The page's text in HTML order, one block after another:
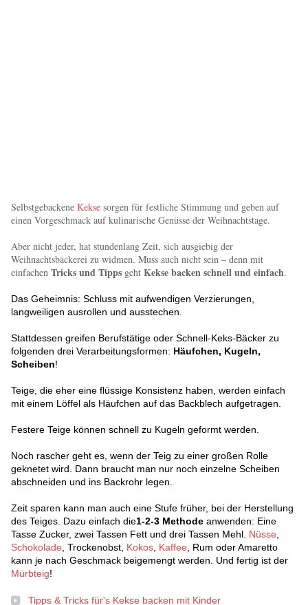
Selbstgebackene Kekse sorgen für festliche Stimmung und geben auf
einen Vorgeschmack auf kulinarische Genüsse der Weihnachtstage.
Aber nicht jeder, hat stundenlang Zeit, sich ausgiebig der
Weihnachtsbäckerei zu widmen. Muss auch nicht sein – denn mit
einfachen Tricks und Tipps geht Kekse backen schnell und einfach.
Das Geheimnis: Schluss mit aufwendigen Verzierungen,
langweiligen ausrollen und ausstechen.
Stattdessen greifen Berufstätige oder Schnell-Keks-Bäcker zu
folgenden drei Verarbeitungsformen: Häufchen, Kugeln,
Scheiben!
Teige, die eher eine flüssige Konsistenz haben, werden einfach
mit einem Löffel als Häufchen auf das Backblech aufgetragen.
Festere Teige können schnell zu Kugeln geformt werden.
Noch rascher geht es, wenn der Teig zu einer großen Rolle
geknetet wird. Dann braucht man nur noch einzelne Scheiben
abschneiden und ins Backrohr legen.
Zeit sparen kann man auch eine Stufe früher, bei der Herstellung
des Teiges. Dazu einfach die1-2-3 Methode anwenden: Eine
Tasse Zucker, zwei Tassen Fett und drei Tassen Mehl. Nüsse,
Schokolade, Trockenobst, Kokos, Kaffee, Rum oder Amaretto
kann je nach Geschmack beigemengt werden. Und fertig ist der
Mürbteig!
Tipps & Tricks für's Kekse backen mit Kinder